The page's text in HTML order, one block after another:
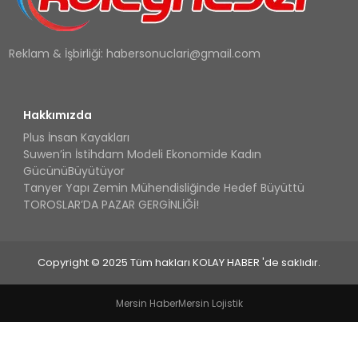
Reklam & İşbirliği: habersonuclari@gmail.com
Hakkımızda
Plus İnsan Kayakları
Suwen’in İstihdam Modeli Ekonomide Kadın
GücünüBüyütüyor
Tanyer Yapı Zemin Mühendisliğinde Hedef Büyüttü
TOROSLAR’DA PAZAR GERGİNLİĞİ!
Copyright © 2025 Tüm hakları KOLAY HABER 'de saklıdır.
Mersin HaberMersin Lojistik